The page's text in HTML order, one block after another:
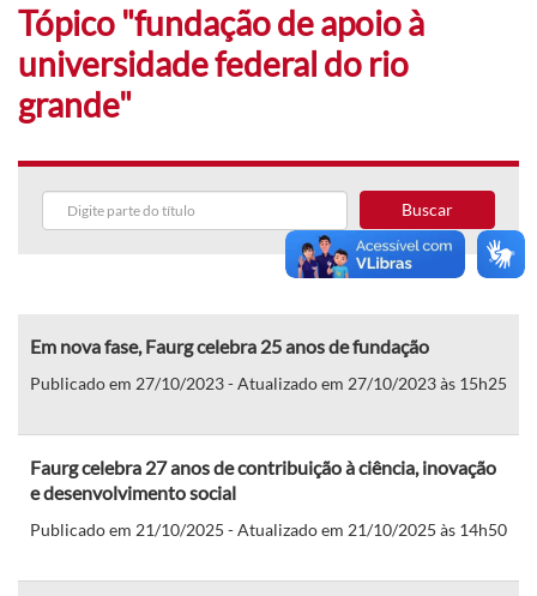
Tópico "fundação de apoio à
universidade federal do rio
grande"
Buscar
Em nova fase, Faurg celebra 25 anos de fundação
Publicado em 27/10/2023 - Atualizado em 27/10/2023 às 15h25
Faurg celebra 27 anos de contribuição à ciência, inovação
e desenvolvimento social
Publicado em 21/10/2025 - Atualizado em 21/10/2025 às 14h50